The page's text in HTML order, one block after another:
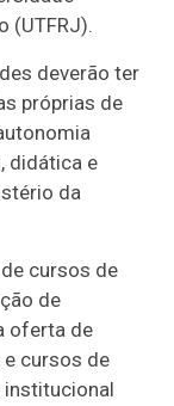
(UTFRJ).
deverão ter
próprias de
didática e
da
cursos de
de
oferta de
cursos de